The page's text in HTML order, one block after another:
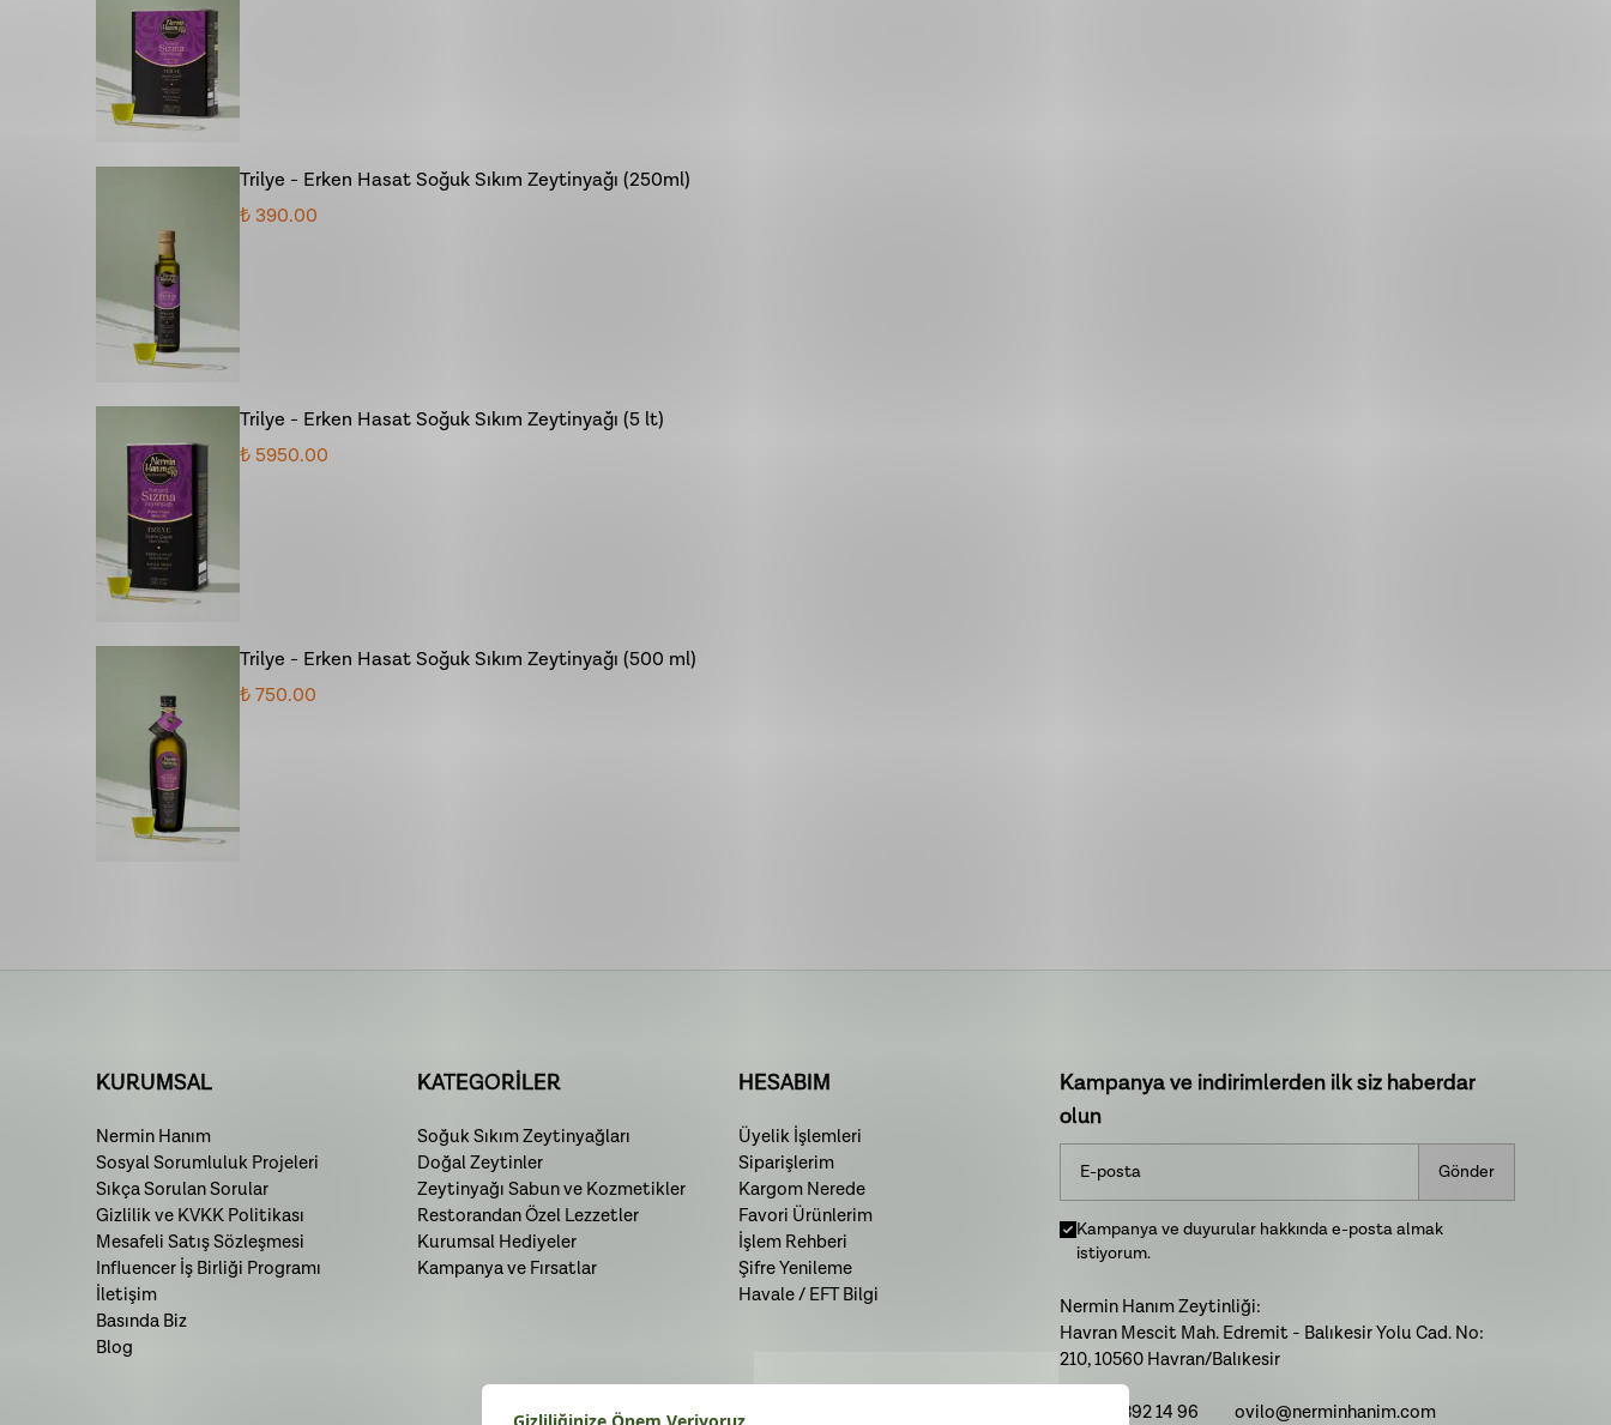
Trilye - Erken Hasat Soğuk Sıkım Zeytinyağı (250ml)
₺ 390.00
Trilye - Erken Hasat Soğuk Sıkım Zeytinyağı (5 lt)
₺ 5950.00
Trilye - Erken Hasat Soğuk Sıkım Zeytinyağı (500 ml)
₺ 750.00
KURUMSAL
Nermin Hanım
Sosyal Sorumluluk Projeleri
Sıkça Sorulan Sorular
Gizlilik ve KVKK Politikası
Mesafeli Satış Sözleşmesi
Influencer İş Birliği Programı
İletişim
Basında Biz
Blog
KATEGORİLER
Soğuk Sıkım Zeytinyağları
Doğal Zeytinler
Zeytinyağı Sabun ve Kozmetikler
Restorandan Özel Lezzetler
Kurumsal Hediyeler
Kampanya ve Fırsatlar
HESABIM
Üyelik İşlemleri
Siparişlerim
Kargom Nerede
Favori Ürünlerim
İşlem Rehberi
Şifre Yenileme
Havale / EFT Bilgi
Kampanya ve indirimlerden ilk siz haberdar
olun
Gönder
Kampanya ve duyurular hakkında e-posta almak
istiyorum.
Nermin Hanım Zeytinliği:
Havran Mescit Mah. Edremit - Balıkesir Yolu Cad. No:
210, 10560 Havran/Balıkesir
T: 0266 392 14 96 ovilo@nerminhanim.com